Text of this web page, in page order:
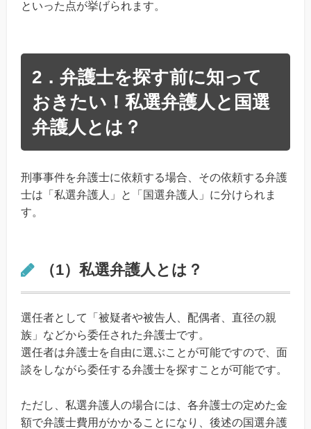
といった点が挙げられます。
2．弁護士を探す前に知って
おきたい！私選弁護人と国選
弁護人とは？
刑事事件を弁護士に依頼する場合、その依頼する弁護
士は「私選弁護人」と「国選弁護人」に分けられま
す。
（1）私選弁護人とは？
選任者として「被疑者や被告人、配偶者、直径の親
族」などから委任された弁護士です。
選任者は弁護士を自由に選ぶことが可能ですので、面
談をしながら委任する弁護士を探すことが可能です。
ただし、私選弁護人の場合には、各弁護士の定めた金
額で弁護士費用がかかることになり、後述の国選弁護